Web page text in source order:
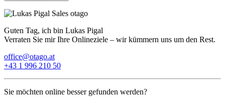
Guten Tag, ich bin Lukas Pigal
Verraten Sie mir Ihre Onlineziele – wir kümmern uns um den Rest.
office@otago.at
+43 1 996 210 50
Sie möchten online besser gefunden werden?